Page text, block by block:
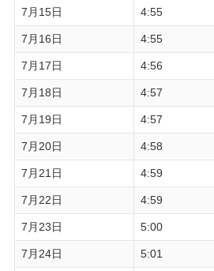
7月15日 4:55
7月16日 4:55
7月17日 4:56
7月18日 4:57
7月19日 4:57
7月20日 4:58
7月21日 4:59
7月22日 4:59
7月23日 5:00
7月24日 5:01